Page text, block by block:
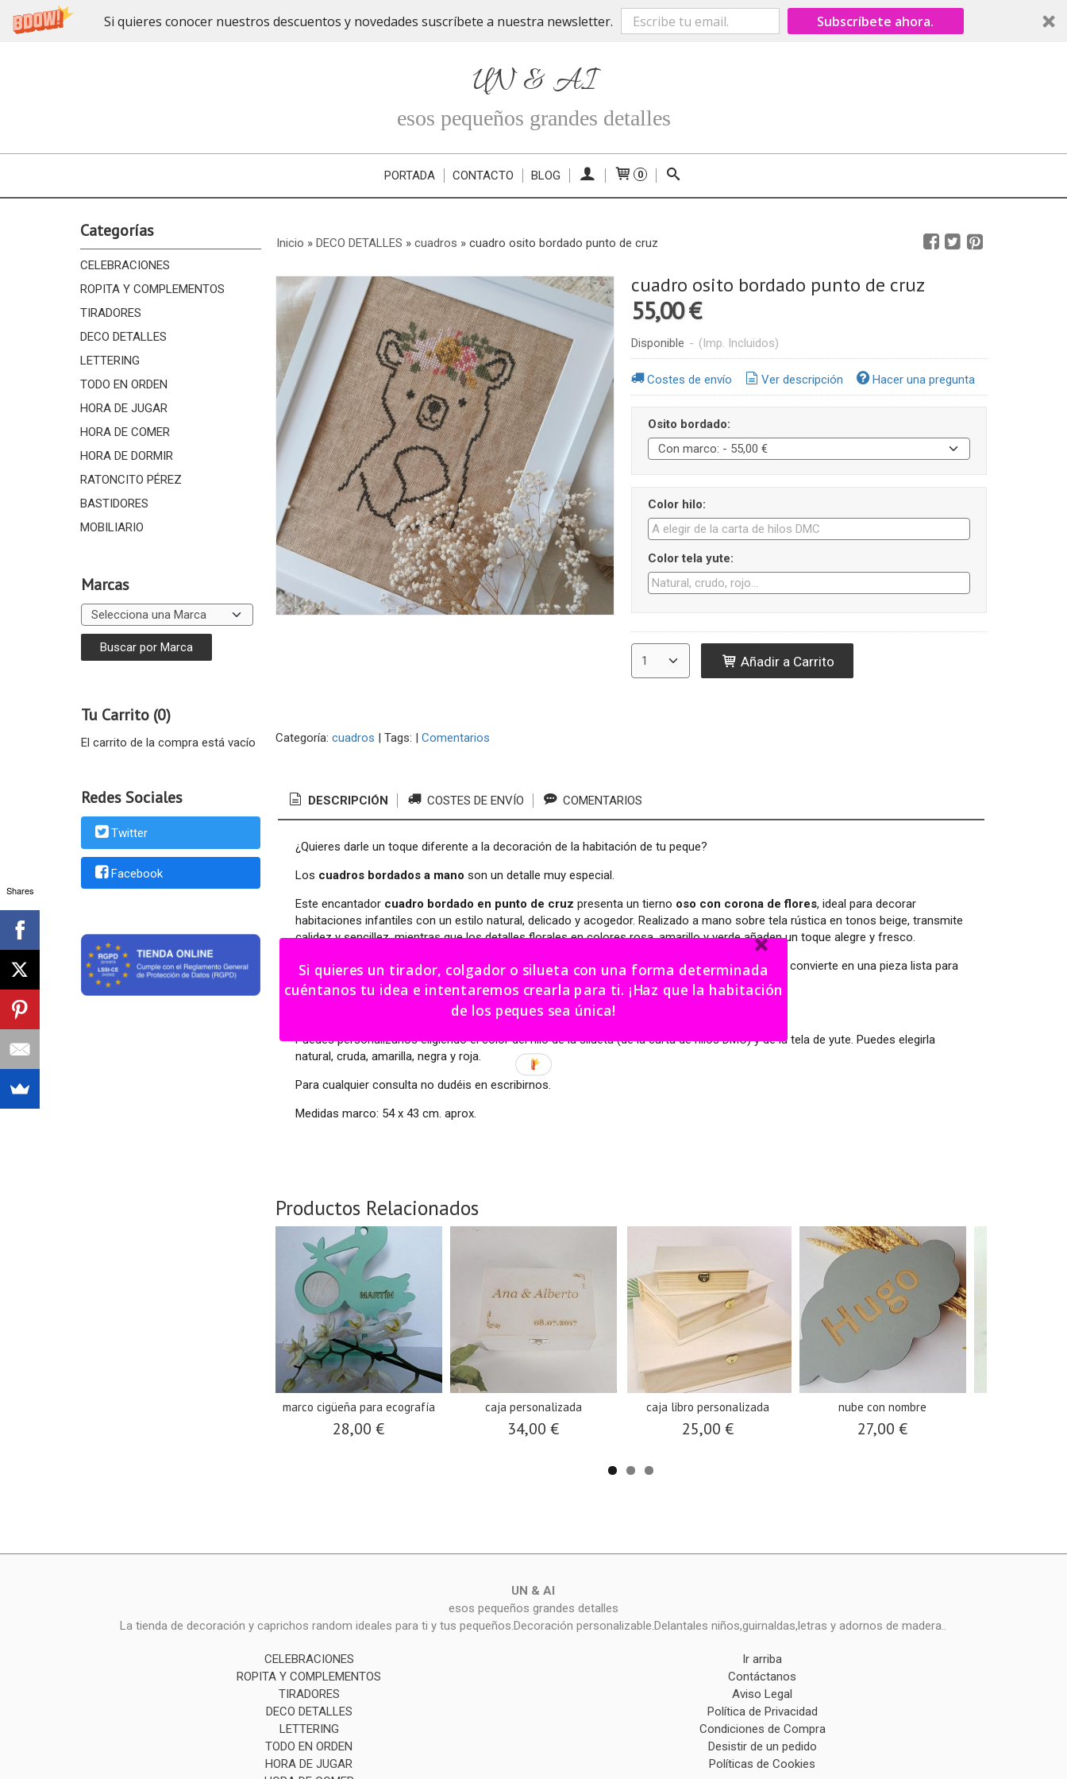
Si quieres conocer nuestros descuentos y novedades suscríbete a nuestra newsletter. Subscríbete ahora.
UN & AI
esos pequeños grandes detalles
PORTADA CONTACTO BLOG 0
Categorías
CELEBRACIONES
ROPITA Y COMPLEMENTOS
TIRADORES
DECO DETALLES
LETTERING
TODO EN ORDEN
HORA DE JUGAR
HORA DE COMER
HORA DE DORMIR
RATONCITO PÉREZ
BASTIDORES
MOBILIARIO
Marcas
Tu Carrito (0)
El carrito de la compra está vacío
Redes Sociales
Twitter
Facebook
Inicio » DECO DETALLES » cuadros » cuadro osito bordado punto de cruz
cuadro osito bordado punto de cruz
55,00 €
Disponible - (Imp. Incluidos)
Costes de envío Ver descripción Hacer una pregunta
Osito bordado:
Color hilo:
Color tela yute:
Añadir a Carrito
Categoría: cuadros | Tags: | Comentarios
DESCRIPCIÓN COSTES DE ENVÍO COMENTARIOS
¿Quieres darle un toque diferente a la decoración de la habitación de tu peque?
Los cuadros bordados a mano son un detalle muy especial.
Este encantador cuadro bordado en punto de cruz presenta un tierno oso con corona de flores, ideal para decorar
habitaciones infantiles con un estilo natural, delicado y acogedor. Realizado a mano sobre tela rústica en tonos beige, transmite
calidez y sencillez, mientras que los detalles florales en colores rosa, amarillo y verde añaden un toque alegre y fresco.
El diseño se completa con un marco blanco minimalista que resalta la belleza del bordado y lo convierte en una pieza lista para
colgar o apoyar en estanterías, cómodas o mesitas.
Los tienes con 3 animales a elegir: conejo, oso y ratón.
Puedes personalizarlos eligiendo el color del hilo de la silueta (de la carta de hilos DMC) y de la tela de yute. Puedes elegirla
natural, cruda, amarilla, negra y roja.
Para cualquier consulta no dudéis en escribirnos.
Medidas marco: 54 x 43 cm. aprox.
Productos Relacionados
marco cigüeña para ecografía
28,00 €
caja personalizada
34,00 €
caja libro personalizada
25,00 €
nube con nombre
27,00 €
UN & AI
esos pequeños grandes detalles
La tienda de decoración y caprichos random ideales para ti y tus pequeños.Decoración personalizable.Delantales niños,guirnaldas,letras y adornos de madera..
CELEBRACIONES
ROPITA Y COMPLEMENTOS
TIRADORES
DECO DETALLES
LETTERING
TODO EN ORDEN
HORA DE JUGAR
Ir arriba
Contáctanos
Aviso Legal
Política de Privacidad
Condiciones de Compra
Desistir de un pedido
Políticas de Cookies
Shares
Si quieres un tirador, colgador o silueta con una forma determinada
cuéntanos tu idea e intentaremos crearla para ti. ¡Haz que la habitación
de los peques sea única!